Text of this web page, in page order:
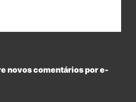
novos comentários por e-